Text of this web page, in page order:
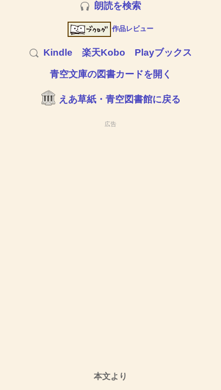
朗読を検索
作品レビュー
Kindle 楽天Kobo Playブックス
青空文庫の図書カードを開く
えあ草紙・青空図書館に戻る
広告
本文より